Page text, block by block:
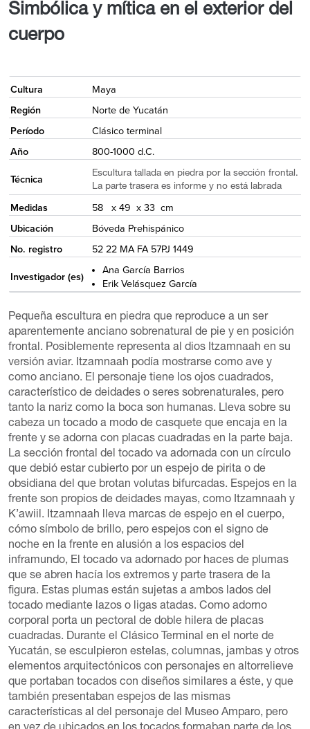
Simbólica y mítica en el exterior del
cuerpo
Cultura
Maya
Región
Norte de Yucatán
Período
Clásico terminal
Año
800-1000 d.C.
Técnica
Escultura tallada en piedra por la sección frontal.
La parte trasera es informe y no está labrada
Medidas
58 x 49 x 33 cm
Ubicación
Bóveda Prehispánico
No. registro
52 22 MA FA 57PJ 1449
Investigador (es)
Ana García Barrios
Erik Velásquez García
Pequeña escultura en piedra que reproduce a un ser
aparentemente anciano sobrenatural de pie y en posición
frontal. Posiblemente representa al dios Itzamnaah en su
versión aviar. Itzamnaah podía mostrarse como ave y
como anciano. El personaje tiene los ojos cuadrados,
característico de deidades o seres sobrenaturales, pero
tanto la nariz como la boca son humanas. Lleva sobre su
cabeza un tocado a modo de casquete que encaja en la
frente y se adorna con placas cuadradas en la parte baja.
La sección frontal del tocado va adornada con un círculo
que debió estar cubierto por un espejo de pirita o de
obsidiana del que brotan volutas bifurcadas. Espejos en la
frente son propios de deidades mayas, como Itzamnaah y
K’awiil. Itzamnaah lleva marcas de espejo en el cuerpo,
cómo símbolo de brillo, pero espejos con el signo de
noche en la frente en alusión a los espacios del
inframundo, El tocado va adornado por haces de plumas
que se abren hacía los extremos y parte trasera de la
figura. Estas plumas están sujetas a ambos lados del
tocado mediante lazos o ligas atadas. Como adorno
corporal porta un pectoral de doble hilera de placas
cuadradas. Durante el Clásico Terminal en el norte de
Yucatán, se esculpieron estelas, columnas, jambas y otros
elementos arquitectónicos con personajes en altorrelieve
que portaban tocados con diseños similares a éste, y que
también presentaban espejos de las mismas
características al del personaje del Museo Amparo, pero